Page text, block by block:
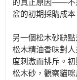
的真正原因——不
盆的初期採購成
另一個松木砂缺
松木精油香味對
度刺激而排斥。
松木砂，觀察貓